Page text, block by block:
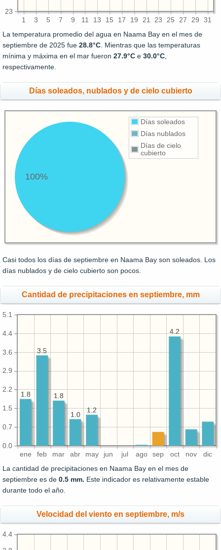
1 3 5 7 9 11 13 15 17 19 21 23 25 27 29 31
23
La temperatura promedio del agua en Naama Bay en el mes de
septiembre de 2025 fue 28.8°C. Mientras que las temperaturas
mínima y máxima en el mar fueron 27.9°C e 30.0°C,
respectivamente.
Días soleados, nublados y de cielo cubierto
Días soleados
Días nublados
Días de cielo
cubierto
100%
Casi todos los días de septiembre en Naama Bay son soleados. Los
días nublados y de cielo cubierto son pocos.
Cantidad de precipitaciones en septiembre, mm
ene feb mar abr may jun jul ago sep oct nov dic
0.0
0.7
1.5
2.2
2.9
3.6
4.4
5.1
4.2
1.2
1.0
1.8
3.5
1.8
4.2
1.2
1.0
1.8
3.5
1.8
La cantidad de precipitaciones en Naama Bay en el mes de
septiembre es de 0.5 mm. Este indicador es relativamente estable
durante todo el año.
Velocidad del viento en septiembre, m/s
4.4